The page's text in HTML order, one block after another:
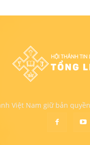
Việt Nam giữ bản